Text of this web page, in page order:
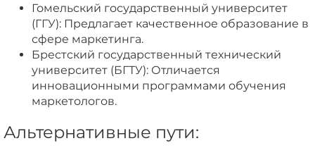
Гомельский государственный университет
(ГГУ): Предлагает качественное образование в
сфере маркетинга.
Брестский государственный технический
университет (БГТУ): Отличается
инновационными программами обучения
маркетологов.
Альтернативные пути: